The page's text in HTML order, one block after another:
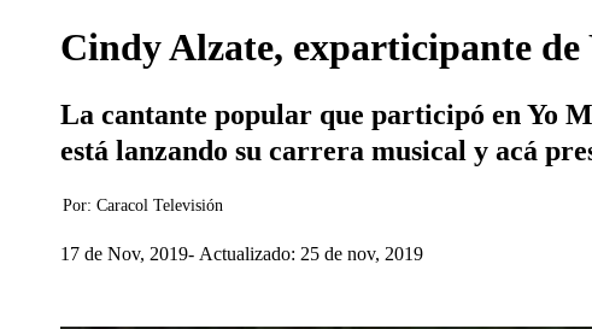
Cindy Alzate, exparticipante de
La cantante popular que participó en Yo
está lanzando su carrera musical y acá
Por: Caracol Televisión
17 de Nov, 2019 Actualizado: 25 de nov, 2019